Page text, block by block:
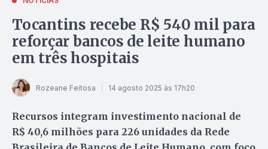
Tocantins recebe R$ 540 mil para
reforçar bancos de leite humano
em três hospitais
Rozeane Feitosa 14 agosto 2025 às 17h20
Recursos integram investimento nacional de
R$ 40,6 milhões para 226 unidades da Rede